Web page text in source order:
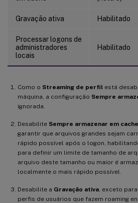
Gravação ativa Habilitado
Processar logons de
administradores
locais
Habilitado
Como o Streaming de perfil está
máquina, a configuração Sempre
ignorada.
Desabilite Sempre armazenar em cache
garantir que arquivos grandes sejam
rápido possível após o logon,
para definir um limite de tamanho de
arquivo deste tamanho ou maior é
localmente o mais rápido possível.
Desabilite a Gravação ativa , exceto
perfis de usuários que fazem roaming